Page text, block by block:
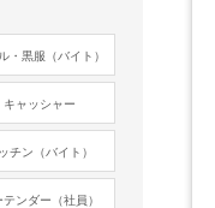
・黒服（バイト）
キャッシャー
チン（バイト）
テンダー（社員）